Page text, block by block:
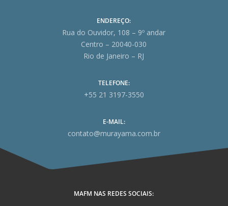
ENDEREÇO:
Rua do Ouvidor, 108 – 9º andar
Centro – 20040-030
Rio de Janeiro – RJ
TELEFONE:
+55 21 3197-3550
E-MAIL:
contato@murayama.com.br
MAFM NAS REDES SOCIAIS: